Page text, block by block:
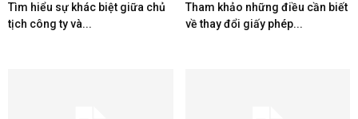
Tìm hiểu sự khác biệt giữa chủ
tịch công ty và...
Tham khảo những điều cần biết
về thay đổi giấy phép...